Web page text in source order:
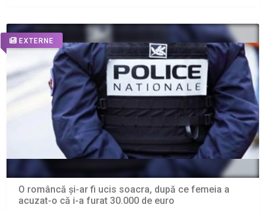
EXTERNE
O româncă și-ar fi ucis soacra, după ce femeia a
acuzat-o că i-a furat 30.000 de euro